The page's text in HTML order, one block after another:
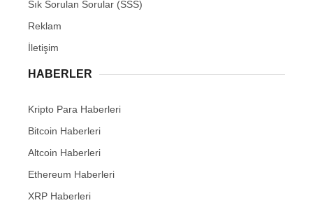
Sık Sorulan Sorular (SSS)
Reklam
İletişim
HABERLER
Kripto Para Haberleri
Bitcoin Haberleri
Altcoin Haberleri
Ethereum Haberleri
XRP Haberleri